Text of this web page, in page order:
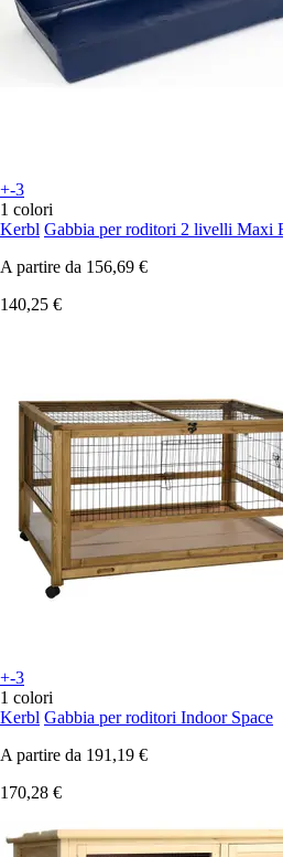
+-3
1 colori
Kerbl Gabbia per roditori 2 livelli Maxi
A partire da 156,69 €
140,25 €
+-3
1 colori
Kerbl Gabbia per roditori Indoor Space
A partire da 191,19 €
170,28 €